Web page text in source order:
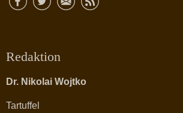
Redaktion
Dr. Nikolai Wojtko
Tartuffel